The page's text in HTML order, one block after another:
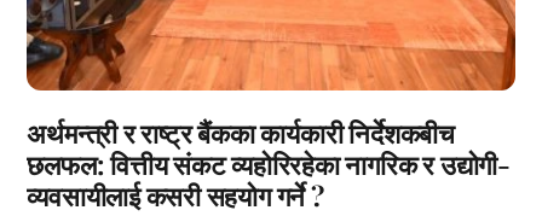
अर्थमन्त्री र राष्ट्र बैंकका कार्यकारी निर्देशकबीच
छलफल: वित्तीय संकट व्यहोरिरहेका नागरिक र उद्योगी-
व्यवसायीलाई कसरी सहयोग गर्ने ?